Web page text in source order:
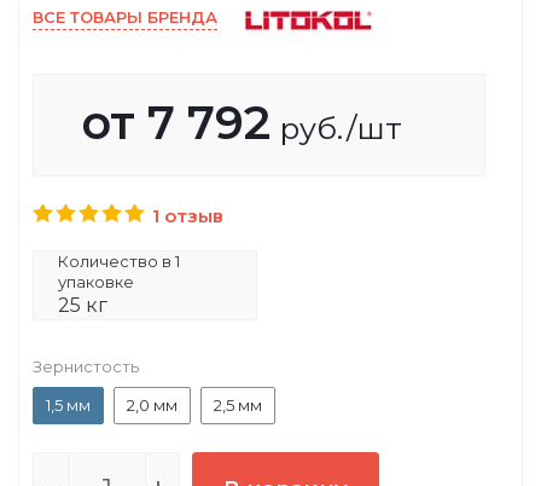
ВСЕ ТОВАРЫ БРЕНДА
от 7 792 руб./шт
1 отзыв
Количество в 1
упаковке
25 кг
Зернистость
1,5 мм
2,0 мм 2,5 мм